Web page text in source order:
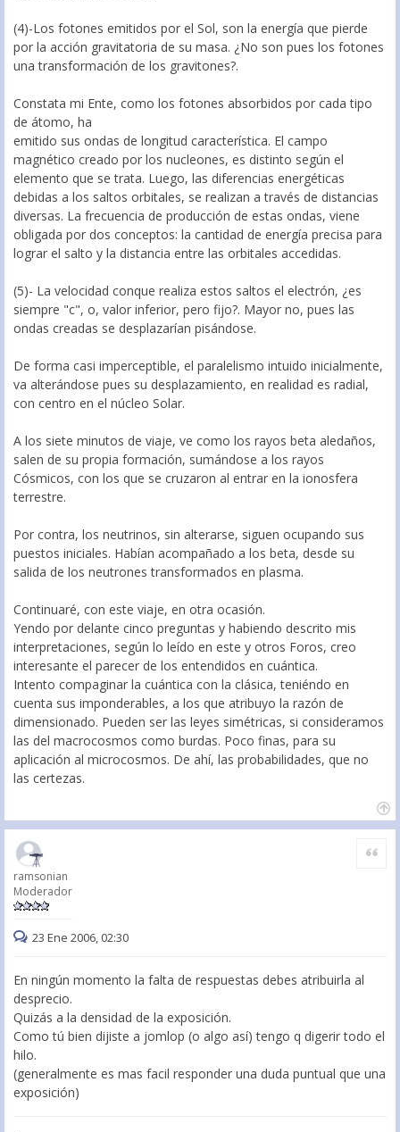
(4)-Los fotones emitidos por el Sol, son la energía que pierde
por la acción gravitatoria de su masa. ¿No son pues los fotones
una transformación de los gravitones?.
Constata mi Ente, como los fotones absorbidos por cada tipo
de átomo, ha
emitido sus ondas de longitud característica. El campo
magnético creado por los nucleones, es distinto según el
elemento que se trata. Luego, las diferencias energéticas
debidas a los saltos orbitales, se realizan a través de distancias
diversas. La frecuencia de producción de estas ondas, viene
obligada por dos conceptos: la cantidad de energía precisa para
lograr el salto y la distancia entre las orbitales accedidas.
(5)- La velocidad conque realiza estos saltos el electrón, ¿es
siempre "c", o, valor inferior, pero fijo?. Mayor no, pues las
ondas creadas se desplazarían pisándose.
De forma casi imperceptible, el paralelismo intuido inicialmente,
va alterándose pues su desplazamiento, en realidad es radial,
con centro en el núcleo Solar.
A los siete minutos de viaje, ve como los rayos beta aledaños,
salen de su propia formación, sumándose a los rayos
Cósmicos, con los que se cruzaron al entrar en la ionosfera
terrestre.
Por contra, los neutrinos, sin alterarse, siguen ocupando sus
puestos iniciales. Habían acompañado a los beta, desde su
salida de los neutrones transformados en plasma.
Continuaré, con este viaje, en otra ocasión.
Yendo por delante cinco preguntas y habiendo descrito mis
interpretaciones, según lo leído en este y otros Foros, creo
interesante el parecer de los entendidos en cuántica.
Intento compaginar la cuántica con la clásica, teniéndo en
cuenta sus imponderables, a los que atribuyo la razón de
dimensionado. Pueden ser las leyes simétricas, si consideramos
las del macrocosmos como burdas. Poco finas, para su
aplicación al microcosmos. De ahí, las probabilidades, que no
las certezas.
ramsonian
Moderador
Citar
23 Ene 2006, 02:30
En ningún momento la falta de respuestas debes atribuirla al
desprecio.
Quizás a la densidad de la exposición.
Como tú bien dijiste a jomlop (o algo así) tengo q digerir todo el
hilo.
(generalmente es mas facil responder una duda puntual que una
exposición)